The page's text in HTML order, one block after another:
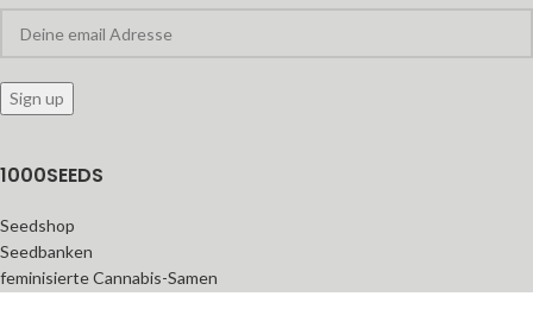
1000SEEDS
Seedshop
Seedbanken
feminisierte Cannabis-Samen